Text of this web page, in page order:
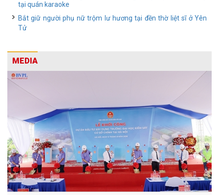
tại quán karaoke
Bắt giữ người phụ nữ trộm lư hương tại đền thờ liệt sĩ ở Yên
Tử
MEDIA